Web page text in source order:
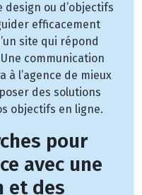
ou d’objectifs
efficacement
site qui répond
communication
l’agence de mieux
des solutions
objectifs en ligne.
pour
avec une
et des